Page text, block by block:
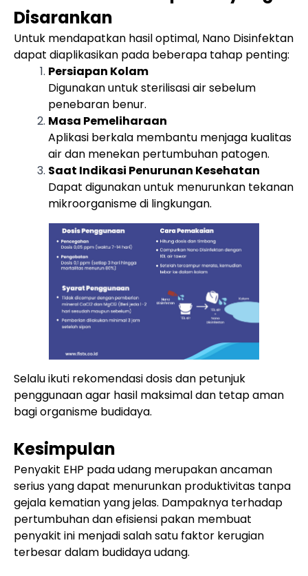
Disarankan
Untuk mendapatkan hasil optimal, Nano Disinfektan
dapat diaplikasikan pada beberapa tahap penting:
Persiapan Kolam
Digunakan untuk sterilisasi air sebelum
penebaran benur.
Masa Pemeliharaan
Aplikasi berkala membantu menjaga kualitas
air dan menekan pertumbuhan patogen.
Saat Indikasi Penurunan Kesehatan
Dapat digunakan untuk menurunkan tekanan
mikroorganisme di lingkungan.
Selalu ikuti rekomendasi dosis dan petunjuk
penggunaan agar hasil maksimal dan tetap aman
bagi organisme budidaya.
Kesimpulan
Penyakit EHP pada udang merupakan ancaman
serius yang dapat menurunkan produktivitas tanpa
gejala kematian yang jelas. Dampaknya terhadap
pertumbuhan dan efisiensi pakan membuat
penyakit ini menjadi salah satu faktor kerugian
terbesar dalam budidaya udang.